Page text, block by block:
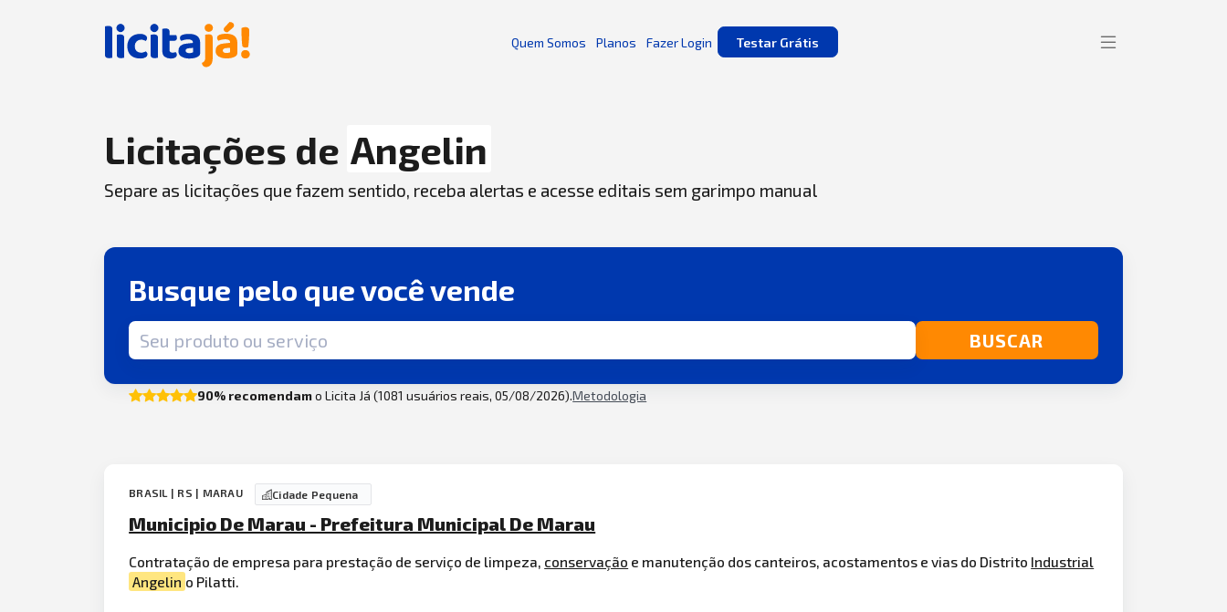
Quem Somos Planos Fazer Login Testar Grátis
Licitações de Angelin
Separe as licitações que fazem sentido, receba alertas e acesse editais sem garimpo manual
Busque pelo que você vende
Termo de busca BUSCAR
90% recomendamo Licita Já (1081 usuários reais, 05/08/2026).Metodologia
BRASIL | RS | MARAU Cidade Pequena
Municipio De Marau - Prefeitura Municipal De Marau
Contratação de empresa para prestação de serviço de limpeza, conservação e manutenção dos canteiros, acostamentos e vias do Distrito Industrial
Angelin o Pilatti.